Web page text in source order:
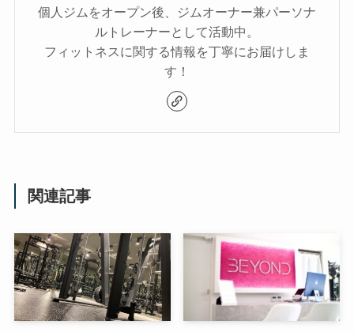
個人ジムをオープン後、ジムオーナー兼パーソナ
ルトレーナーとして活動中。
フィットネスに関する情報を丁寧にお届けしま
す！
関連記事